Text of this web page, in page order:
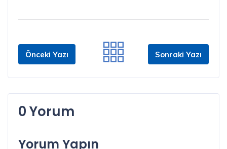
Önceki Yazı Sonraki Yazı
0 Yorum
Yorum Yapın